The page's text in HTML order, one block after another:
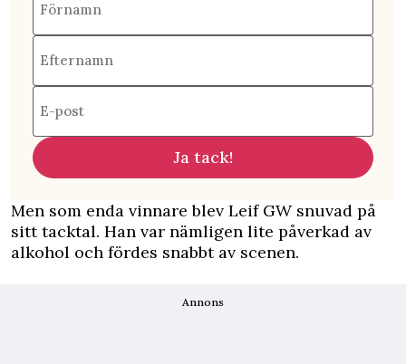
Förnamn
Efternamn
E-post
Ja tack!
Men som enda vinnare blev Leif GW snuvad på
sitt tacktal. Han var nämligen lite påverkad av
alkohol och fördes snabbt av scenen.
Annons